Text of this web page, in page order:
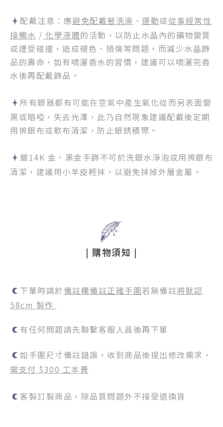
配戴注意：應避免配戴著洗澡 、 運動或從事經常性
接觸水 / 化學液體的活動，以防止水晶內的礦物變質
或遭受碰撞，造成褪色、損傷等問題，而減少水晶飾
品的壽命，如有噴灑香水的習慣，建議可以噴灑完香
水後再配戴飾品。
所有銀器都有可能在空氣中產生氧化從而另表面變
黑或暗啞，失去光澤，此乃自然現象建議配戴後定期
用擦銀布或軟布清潔，防止銀銹積聚。
鍍14K 金、黑金手飾不可於洗銀水淨泡或用擦銀布
清潔，建議用小羊皮輕抹，以避免抹掉外層金屬。
| 購物須知 |
下單時請於備註欄備註正確手圍若無備註將默認
58cm 製作
有任何問題請先聯繫客服人員後再下單
如手圍尺寸備註錯誤，收到商品後提出修改需求，
需支付 $300 工本費
客製訂製商品，除品質問題外不接受退換貨